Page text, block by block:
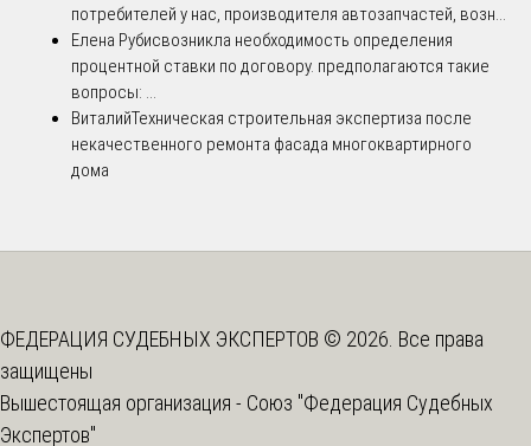
потребителей у нас, производителя автозапчастей, возн...
Елена Рубисвозникла необходимость определения
процентной ставки по договору. предполагаются такие
вопросы: ...
ВиталийТехническая строительная экспертиза после
некачественного ремонта фасада многоквартирного
дома
ФЕДЕРАЦИЯ СУДЕБНЫХ ЭКСПЕРТОВ © 2026. Все права
защищены
Вышестоящая организация - Союз "Федерация Судебных
Экспертов"